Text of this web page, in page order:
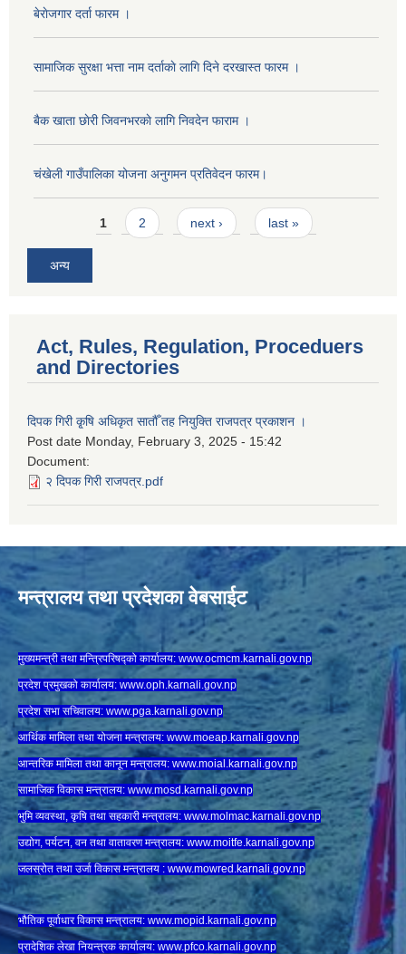
बेराेजगार दर्ता फारम ।
सामाजिक सुरक्षा भत्ता नाम दर्ताकाे लागि दिने दरखास्त फारम ।
बैक खाता छाेरी जिवनभरकाे लागि निवदेन फाराम ।
चंखेली गाउँपालिका योजना अनुगमन प्रतिवेदन फारम।
Pages1 2 next › last »
अन्य
Act, Rules, Regulation, Proceduers
and Directories
दिपक गिरी कृ्षि अधिकृत सातौँ तह नियुक्ति राजपत्र प्रकाशन ।
Post date Monday, February 3, 2025 - 15:42
Document:
२ दिपक गिरी राजपत्र.pdf
मन्त्रालय तथा प्रदेशका वेबसाईट
मुख्यमन्त्री तथा मन्त्रिपरिषद्को कार्यालय: www.ocmcm.karnali.gov.np
प्रदेश प्रमुखको कार्यालय: www.oph.karnali.gov.np
प्रदेश सभा सचिवालय: www.pga.karnali.gov.np
आर्थिक मामिला तथा योजना मन्त्रालय: www.moeap.karnali.gov.np
आन्तरिक मामिला तथा कानून मन्त्रालय: www.moial.karnali.gov.np
सामाजिक विकास मन्त्रालय: www.mosd.karnali.gov.np
भुमि व्यवस्था, कृषि तथा सहकारी मन्त्रालय: www.molmac.karnali.gov.np
उद्योग, पर्यटन, वन तथा वातावरण मन्त्रालय: www.moitfe.karnali.gov.np
जलस्रोत तथा उर्जा विकास मन्त्रालय : www.mowred.karnali.gov.np
भौतिक पूर्वाधार विकास मन्त्रालय: www.mopid.karnali.gov.np
प्रादेशिक लेखा नियन्त्रक कार्यालय: www.pfco.karnali.gov.np